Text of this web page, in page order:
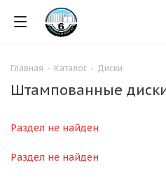
Главная - Каталог - Диски
Штампованные
Раздел не найден
Раздел не найден